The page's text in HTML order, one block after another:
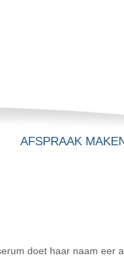
AFSPRAAK
doet haar naam eer